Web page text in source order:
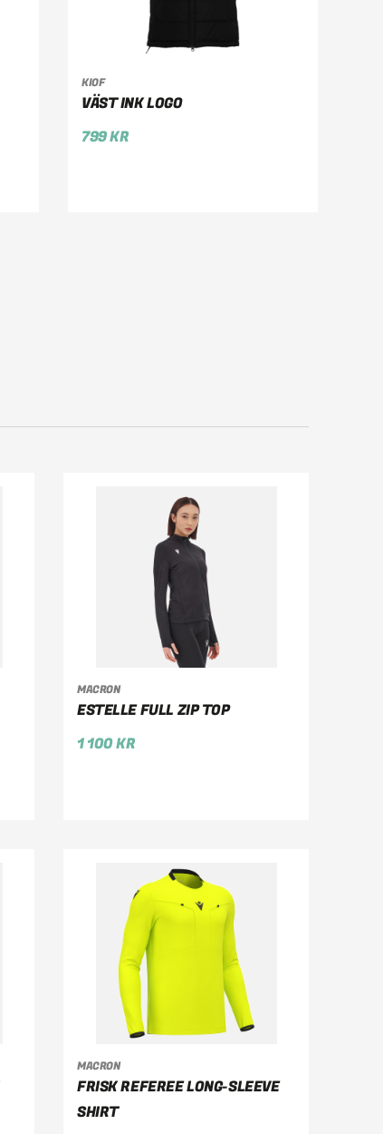
KIOF
VÄST INK LOGO
799KR
VÄLJ ALTERNATIV
MACRON
ESTELLE FULL ZIP TOP
1 100KR
VÄLJ ALTERNATIV
MACRON
FRISK REFEREE LONG-SLEEVE
SHIRT
VÄLJ ALTERNATIV